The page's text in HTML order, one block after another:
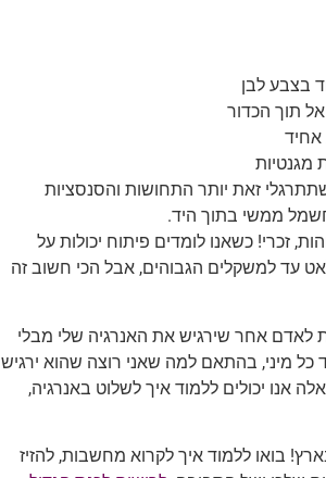
בצבע לבן
תוך הכדור
אחיד
מגנטיות
זאת יותר התחושות והסנסציות
חשמל ממשי בתוך היד.
זכרי! כשאנו לומדים פיתוח יכולות על
עד למשקלים הגבוהים, אבל הכי חשוב זה
לאדם אחר שירגיש את האנרגיה שלי מבלי
כל מיני, בהתאם למה שאני רוצה שהוא ירגיש
אנו יכולים ללמוד איך לשלוט באנרגיה,
בואו ללמוד איך לקרוא מחשבות, להזיז